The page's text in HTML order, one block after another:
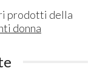
prodotti della
donna